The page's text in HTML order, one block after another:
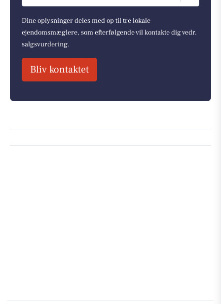
Dine oplysninger deles med op til tre lokale
ejendomsmæglere, som efterfølgende vil kontakte dig vedr.
salgsvurdering.
Bliv kontaktet